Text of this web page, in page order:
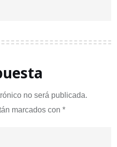
no será publicada.
marcados con *